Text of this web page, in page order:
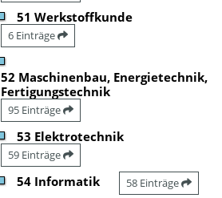
51 Werkstoffkunde
6 Einträge
52 Maschinenbau, Energietechnik,
Fertigungstechnik
95 Einträge
53 Elektrotechnik
59 Einträge
54 Informatik 58 Einträge